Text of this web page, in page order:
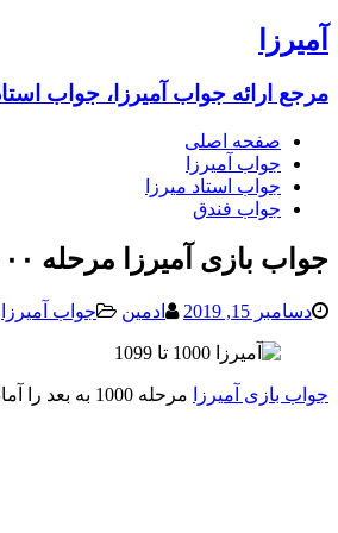
آمیرزا
مرجع ارائه جواب آمیرزا، جواب
صفحه اصلی
جواب آمیرزا
جواب استاد میرزا
جواب فندق
جواب بازی آمیرزا مرحله ۱۰۰۰ تا ۱۰۹۹
دسامبر 15, 2019 ادمین جواب آمیرزا
جواب بازی آمیرزا مرحله 1000 به بعد را آماده کردیم و منتشر می کنیم که در این مطلب جواب